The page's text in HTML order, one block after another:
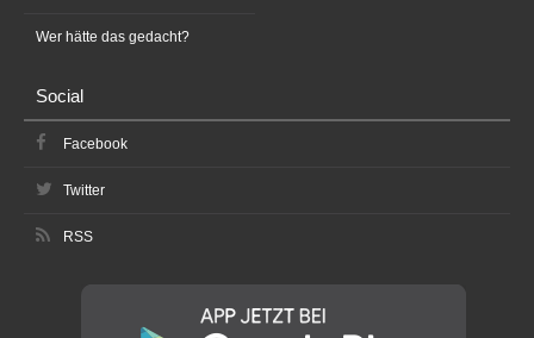
Wer hätte das gedacht?
Social
Facebook
Twitter
RSS